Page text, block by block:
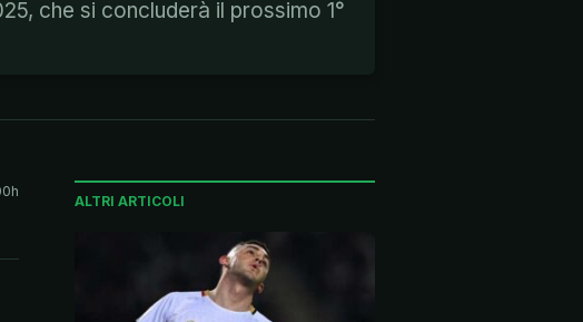
che si concluderà il prossimo 1°
ALTRI ARTICOLI